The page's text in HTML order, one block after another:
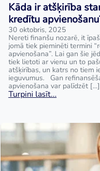
Kāda ir atšķirība
kredītu
30 oktobris, 2025
Nereti finanšu nozarē, it
jomā tiek pieminēti termini
apvienošana”. Lai gan šie
tiek lietoti ar vienu un to
atšķirības, un katrs no tiem
ieguvumus. Gan
apvienošana var palīdzēt […]
Turpini lasīt...